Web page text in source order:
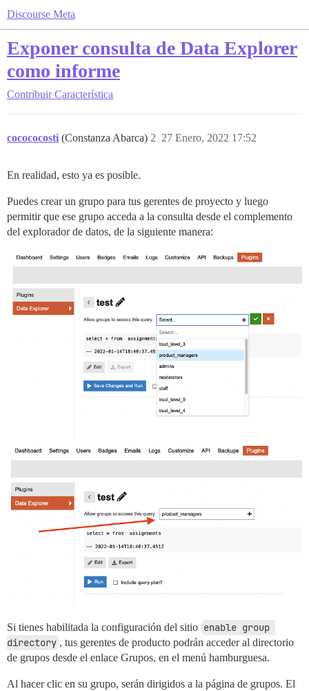
Discourse Meta
Exponer consulta de Data Explorer
como informe
Contribuir Característica
cocococosti (Constanza Abarca) 27 Enero, 2022 17:52
2
En realidad, esto ya es posible.
Puedes crear un grupo para tus gerentes de proyecto y luego
permitir que ese grupo acceda a la consulta desde el complemento
del explorador de datos, de la siguiente manera:
Si tienes habilitada la configuración del sitio enable group
directory , tus gerentes de producto podrán acceder al directorio
de grupos desde el enlace Grupos, en el menú hamburguesa.
Al hacer clic en su grupo, serán dirigidos a la página de grupos. El